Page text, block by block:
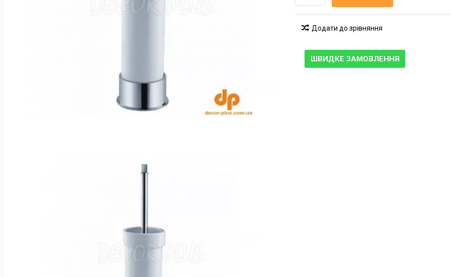
Додати до зрівняння
ШВИДКЕ ЗАМОВЛЕННЯ